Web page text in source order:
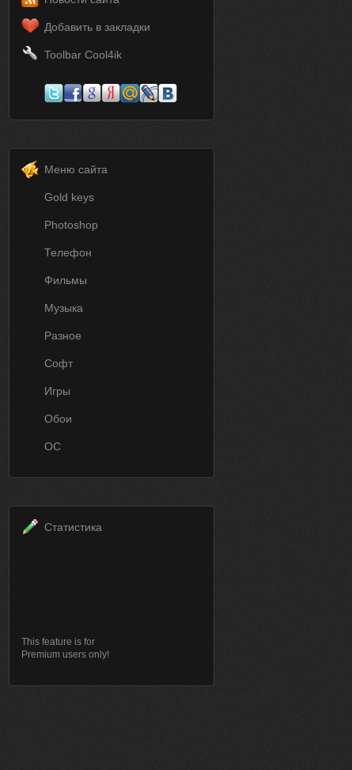
Добавить в закладки
Toolbar Cool4ik
Меню сайта
Gold keys
Photoshop
Телефон
Фильмы
Музыка
Разное
Софт
Игры
Обои
ОС
Статистика
This feature is for
Premium users only!